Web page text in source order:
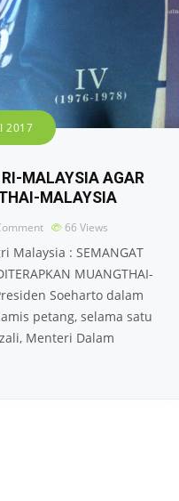
2017
MALAYSIA AGAR
MALAYSIA
66 Views
Malaysia : SEMANGAT
MUANGTHAI-
Soeharto dalam
petang, selama satu
Menteri Dalam